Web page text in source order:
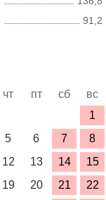
91,2
чт пт сб
вс
1
5 6 7
8
12 13 14
15
19 20 21
22